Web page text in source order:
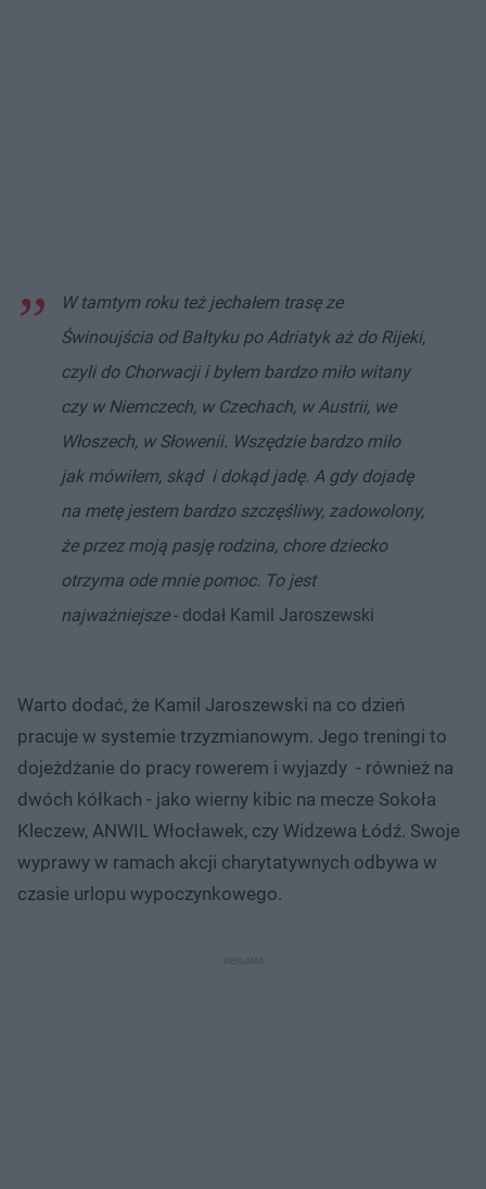
W tamtym roku też jechałem trasę ze
Świnoujścia od Bałtyku po Adriatyk aż do Rijeki,
czyli do Chorwacji i byłem bardzo miło witany
czy w Niemczech, w Czechach, w Austrii, we
Włoszech, w Słowenii. Wszędzie bardzo miło
jak mówiłem, skąd i dokąd jadę. A gdy dojadę
na metę jestem bardzo szczęśliwy, zadowolony,
że przez moją pasję rodzina, chore dziecko
otrzyma ode mnie pomoc. To jest
najważniejsze- dodał Kamil Jaroszewski
Warto dodać, że Kamil Jaroszewski na co dzień
pracuje w systemie trzyzmianowym. Jego treningi to
dojeżdżanie do pracy rowerem i wyjazdy - również na
dwóch kółkach - jako wierny kibic na mecze Sokoła
Kleczew, ANWIL Włocławek, czy Widzewa Łódź. Swoje
wyprawy w ramach akcji charytatywnych odbywa w
czasie urlopu wypoczynkowego.